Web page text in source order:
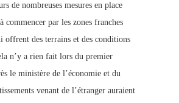
de nombreuses mesures en place
commencer par les zones franches
offrent des terrains et des conditions
n’y a rien fait lors du premier
le ministère de l’économie et du
venant de l’étranger auraient